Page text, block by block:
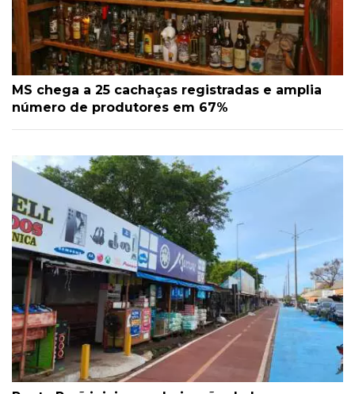
MS chega a 25 cachaças registradas e amplia
número de produtores em 67%